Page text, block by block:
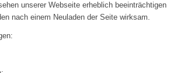
unserer Webseite erheblich beeinträchtigen
nach einem Neuladen der Seite wirksam.